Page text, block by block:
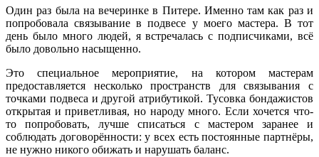
Один раз была на вечеринке в Питере. Именно там как раз и
попробовала связывание в подвесе у моего мастера. В тот
день было много людей, я встречалась с подписчиками, всё
было довольно насыщенно.
Это специальное мероприятие, на котором мастерам
предоставляется несколько пространств для связывания с
точками подвеса и другой атрибутикой. Тусовка бондажистов
открытая и приветливая, но народу много. Если хочется что-
то попробовать, лучше списаться с мастером заранее и
соблюдать договорённости: у всех есть постоянные партнёры,
не нужно никого обижать и нарушать баланс.